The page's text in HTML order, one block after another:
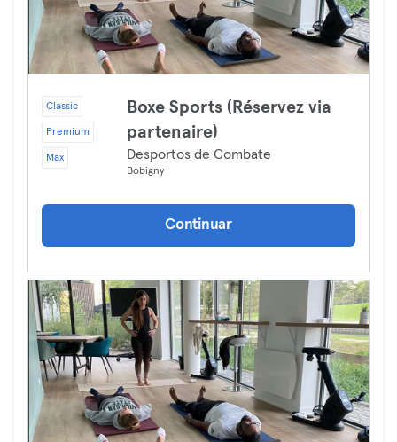
Classic
Premium
Max
Boxe Sports (Réservez via
partenaire)
Desportos de Combate
Bobigny
Continuar